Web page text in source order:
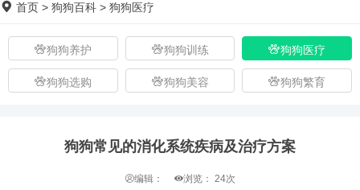
首页 > 狗狗百科 > 狗狗医疗
狗狗养护 狗狗训练 狗狗医疗
狗狗选购 狗狗美容 狗狗繁育
狗狗常见的消化系统疾病及治疗方案
编辑： 浏览： 24次